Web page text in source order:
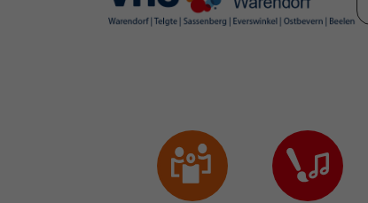
Skip to main content
Skip to page footer